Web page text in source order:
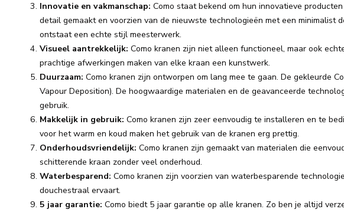
Innovatie en vakmanschap: Como staat bekend om hun innovatieve
detail gemaakt en voorzien van de nieuwste technologieën met een minimalist
ontstaat een echte stijl meesterwerk.
Visueel aantrekkelijk: Como kranen zijn niet alleen functioneel, maar ook
prachtige afwerkingen maken van elke kraan een kunstwerk.
Duurzaam: Como kranen zijn ontworpen om lang mee te gaan. De gekleurde
Vapour Deposition). De hoogwaardige materialen en de geavanceerde
gebruik.
Makkelijk in gebruik: Como kranen zijn zeer eenvoudig te installeren en te
voor het warm en koud maken het gebruik van de kranen erg prettig.
Onderhoudsvriendelijk: Como kranen zijn gemaakt van materialen die
schitterende kraan zonder veel onderhoud.
Waterbesparend: Como kranen zijn voorzien van waterbesparende
douchestraal ervaart.
5 jaar garantie: Como biedt 5 jaar garantie op alle kranen. Zo ben je altijd